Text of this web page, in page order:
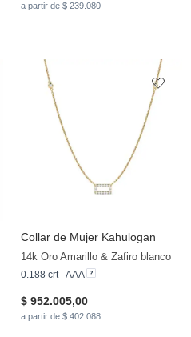
a partir de $ 239.080
Collar de Mujer Kahulogan
14k Oro Amarillo & Zafiro blanco
0.188 crt - AAA
$ 952.005,00
a partir de $ 402.088